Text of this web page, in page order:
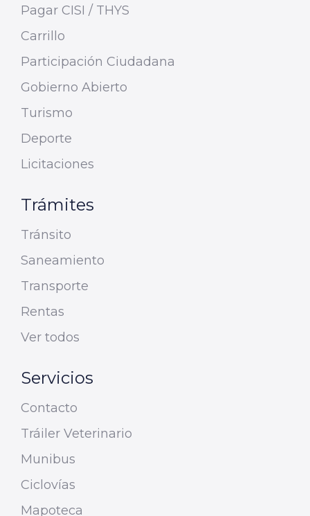
Pagar CISI / THYS
Carrillo
Participación Ciudadana
Gobierno Abierto
Turismo
Deporte
Licitaciones
Trámites
Tránsito
Saneamiento
Transporte
Rentas
Ver todos
Servicios
Contacto
Tráiler Veterinario
Munibus
Ciclovías
Mapoteca